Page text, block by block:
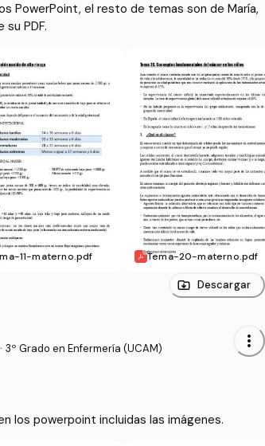
PowerPoint, el resto de temas son de María,
PDF.
11-materno.pdf Tema-20-materno.pdf
Descargar
· 3º Grado en Enfermería (UCAM) more_vert